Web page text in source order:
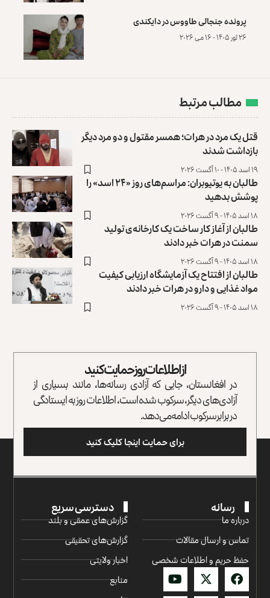
پرونده‌ جنجالی طاووس در دایکندی
۲۶ ثور ۱۴۰۵ - ۱۶ می ۲۰۲۶
مطالب مرتبط
قتل یک مرد در هرات؛ همسر مقتول و دو مرد دیگر
بازداشت شدند
۱۹ اسد ۱۴۰۵ - ۱۰ آگست ۲۰۲۶
طالبان به یوتیوبران: مراسم‌های روز «۲۴ اسد» را
پوشش بدهید
۱۸ اسد ۱۴۰۵ - ۹ آگست ۲۰۲۶
طالبان از آغاز کار ساخت یک کارخانه‌ی تولید
سمنت در هرات خبر دادند
۱۸ اسد ۱۴۰۵ - ۹ آگست ۲۰۲۶
طالبان از افتتاح یک آزمایشگاه ارزیابی کیفیت
مواد غذایی و دارو در هرات خبر دادند
۱۸ اسد ۱۴۰۵ - ۹ آگست ۲۰۲۶
از اطلاعات روز حمایت کنید
در افغانستان، جایی که آزادی رسانه‌ها، مانند بسیاری از
آزادی‌های دیگر، سرکوب شده است، اطلاعات روز به ایستادگی
در برابر سرکوب ادامه می‌دهد.
برای حمایت اینجا کلیک کنید
رسانه
درباره ما
تماس و ارسال مقالات
حفظ حریم و اطلاعات شخصی
دسترسی سریع
گزارش‌‌های عمقی و بلند
گزارش‌های تحقیقی
اخبار ولایتی
منابع